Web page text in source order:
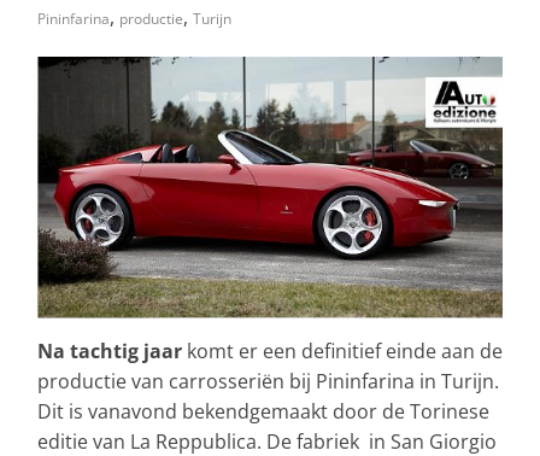
Pininfarina, productie, Turijn
Na tachtig jaar komt er een definitief einde aan de
productie van carrosseriën bij Pininfarina in Turijn.
Dit is vanavond bekendgemaakt door de Torinese
editie van La Reppublica. De fabriek in San Giorgio